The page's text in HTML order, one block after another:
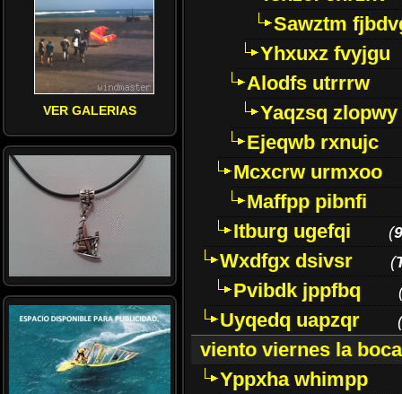
VER GALERIAS
Sawztm
Yhxuxz fvyjgu
Alodfs utrrrw
Yaqzsq zlopwy
Ejeqwb rxnujc
Mcxcrw urmxoo
Maffpp pibnfi
Itburg ugefqi
(
Wxdfgx dsivsr (
Pvibdk jppfbq
Uyqedq uapzqr (
viento viernes la boca
Yppxha whimpp